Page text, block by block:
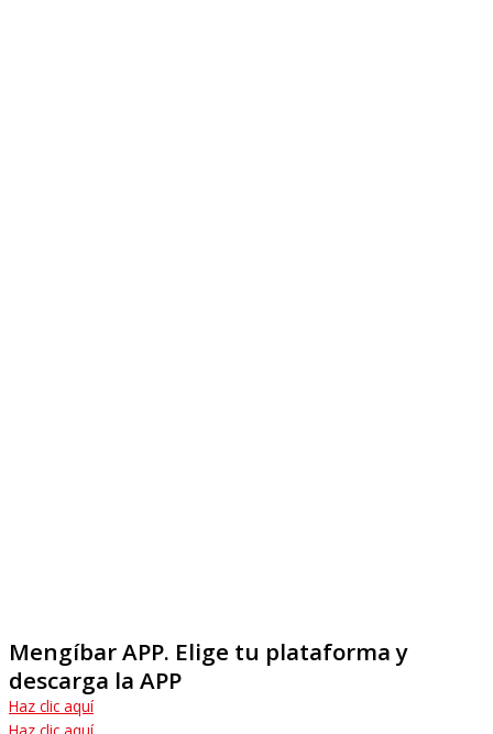
Mengíbar APP. Elige tu plataforma y
descarga la APP
Haz clic aquí